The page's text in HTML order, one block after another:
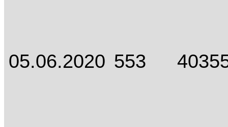
05.06.2020 553